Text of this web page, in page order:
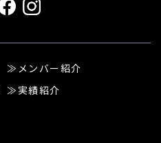
メンバー紹介
実績紹介